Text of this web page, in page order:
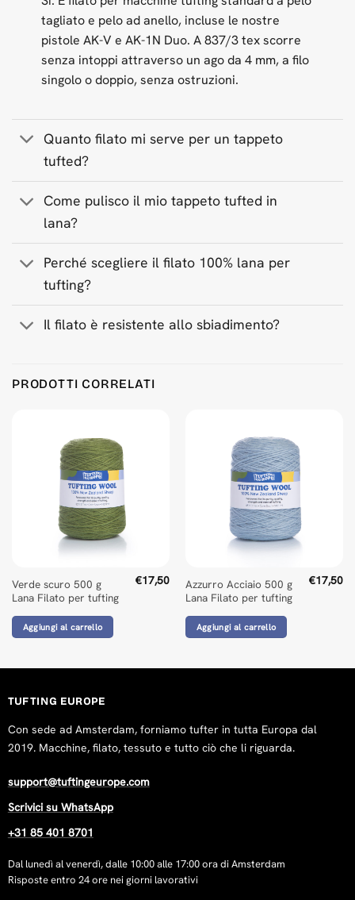
tagliato e pelo ad anello, incluse le nostre
pistole AK-V e AK-1N Duo. A 837/3 tex scorre
senza intoppi attraverso un ago da 4 mm, a filo
singolo o doppio, senza ostruzioni.
Quanto filato mi serve per un tappeto
tufted?
Come pulisco il mio tappeto tufted in
lana?
Perché scegliere il filato 100% lana per
tufting?
Il filato è resistente allo sbiadimento?
PRODOTTI CORRELATI
Verde scuro 500 g
Lana Filato per tufting
€17,50
Aggiungi al carrello
Azzurro Acciaio 500 g
Lana Filato per tufting
€17,50
Aggiungi al carrello
TUFTING EUROPE
Con sede ad Amsterdam, forniamo tufter in tutta Europa dal
2019. Macchine, filato, tessuto e tutto ciò che li riguarda.
support@tuftingeurope.com
Scrivici su WhatsApp
+31 85 401 8701
Dal lunedì al venerdì, dalle 10:00 alle 17:00 ora di Amsterdam
Risposte entro 24 ore nei giorni lavorativi